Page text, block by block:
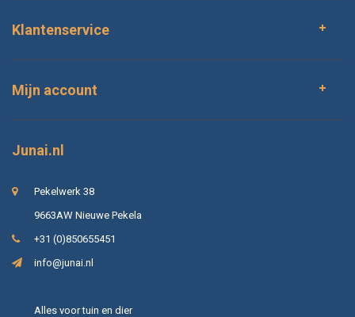
Klantenservice
Mijn account
Junai.nl
Pekelwerk 38
9663AW Nieuwe Pekela
+31 (0)850655451
info@junai.nl
Alles voor tuin en dier